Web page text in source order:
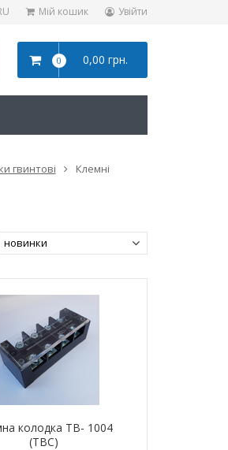
Мій кошик Увійти
0 0,00 грн.
гвинтові
Клемні
колодка TB- 1004
(TBC)